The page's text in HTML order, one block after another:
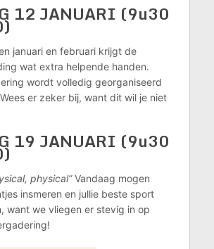
12 JANUARI (9u30
januari en februari krijgt de
wat extra helpende handen.
wordt volledig georganiseerd
er zeker bij, want dit wil je niet
19 JANUARI (9u30
physical”Vandaag mogen
insmeren en jullie beste sport
want we vliegen er stevig in op